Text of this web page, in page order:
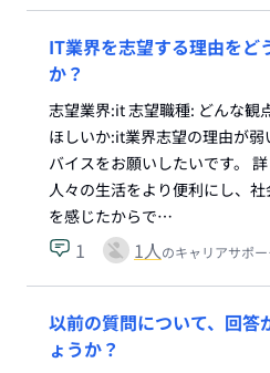
IT業界を志望する理由をど
か？
志望業界:it 志望職種: どんな観
ほしいか:it業界志望の理由が
バイスをお願いしたいです。
人々の生活をより便利にし、
を感じたからで…
1 1人のキャリアサポ
以前の質問について、回答
ょうか？